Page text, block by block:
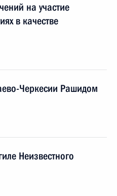
на участие
в качестве
Черкесии Рашидом
Неизвестного